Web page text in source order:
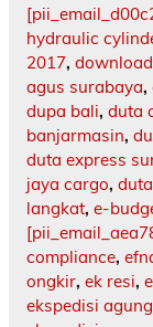
hydraulic
2017,
agus surabaya,
dupa bali, duta
banjarmasin,
duta express
jaya cargo,
langkat, e-
compliance,
ongkir, ek resi,
ekspedisi